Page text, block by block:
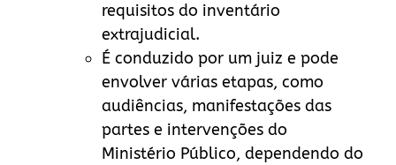
requisitos do inventário
extrajudicial.
É conduzido por um juiz e pode
envolver várias etapas, como
audiências, manifestações das
partes e intervenções do
Ministério Público, dependendo do